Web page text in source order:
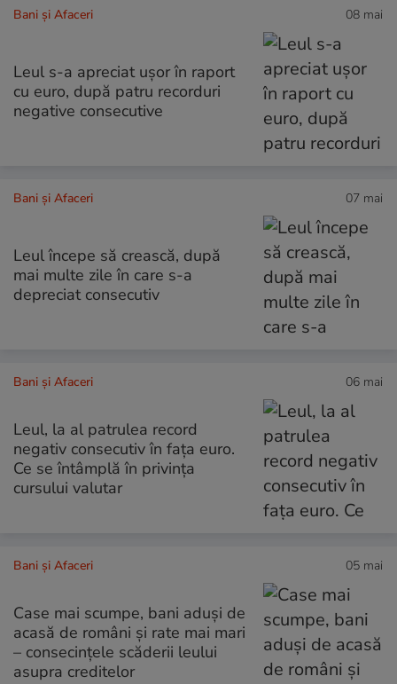
Bani și Afaceri 08 mai
Leul s-a apreciat ușor în raport
cu euro, după patru recorduri
negative consecutive
Bani și Afaceri 07 mai
Leul începe să crească, după
mai multe zile în care s-a
depreciat consecutiv
Bani și Afaceri 06 mai
Leul, la al patrulea record
negativ consecutiv în fața euro.
Ce se întâmplă în privința
cursului valutar
Bani și Afaceri 05 mai
Case mai scumpe, bani aduși de
acasă de români și rate mai mari
– consecințele scăderii leului
asupra creditelor